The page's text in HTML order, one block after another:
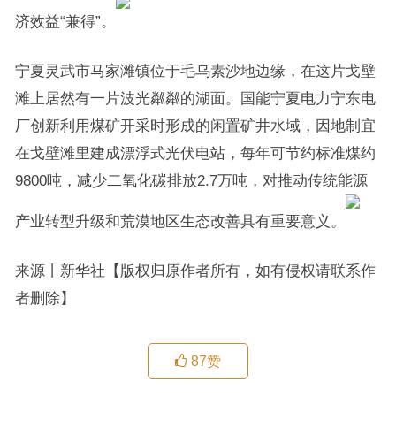
济效益“兼得”。
宁夏灵武市马家滩镇位于毛乌素沙地边缘，在这片戈壁
滩上居然有一片波光粼粼的湖面。国能宁夏电力宁东电
厂创新利用煤矿开采时形成的闲置矿井水域，因地制宜
在戈壁滩里建成漂浮式光伏电站，每年可节约标准煤约
9800吨，减少二氧化碳排放2.7万吨，对推动传统能源
产业转型升级和荒漠地区生态改善具有重要意义。
来源丨新华社【版权归原作者所有，如有侵权请联系作
者删除】
87赞